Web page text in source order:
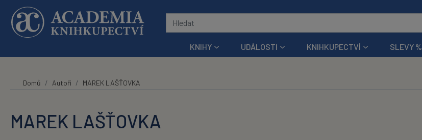
Přeskočit na hlavní obsah
KNIHY UDÁLOSTI KNIHKUPECTVÍ SLEVY %
Domů Autoři MAREK LAŠŤOVKA
MAREK LAŠŤOVKA